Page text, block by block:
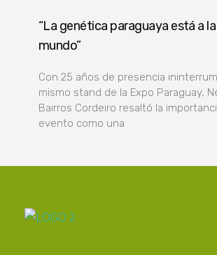
“La genética paraguaya está a
mundo”
Con 25 años de presencia
mismo stand de la Expo Paraguay,
Bairros Cordeiro resaltó la
evento como una